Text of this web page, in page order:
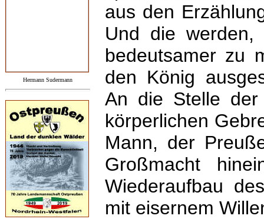
Hermann Sudermann
aus den
Und die werden,
bedeutsamer zu
den König
An die Stelle
körperlichen
Mann, der
Großmacht
Wiederaufbau
mit eisernem